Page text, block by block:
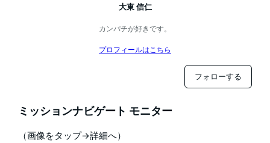
大東 信仁
カンパチが好きです。
プロフィールはこちら
フォローする
ミッションナビゲート モニター
（画像をタップ→詳細へ）